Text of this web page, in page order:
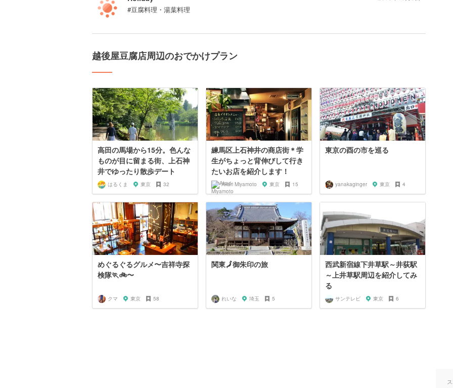
#豆腐料理・湯葉料理
越後屋豆腐店周辺のおでかけプラン
高田の馬場から15分。色んな
ものが目に留まる街、上石神
井でゆったり散歩デート
はるくま 東京 32
練馬区上石神井の商店街＊学
生がちょっと背伸びして行き
たいお店を紹介します！
Akari Miyamoto 東京 15
東京の酉の市を巡る
yanakaginger 東京 4
めぐるぐるグルメ〜吉祥寺探
検隊🏃🚲〜
クマ 東京 58
関東🗾御朱印の旅
れいな 埼玉 5
西武新宿線下井草駅～井荻駅
～上井草駅周辺を紹介してみ
る
サンテレビ 東京 6